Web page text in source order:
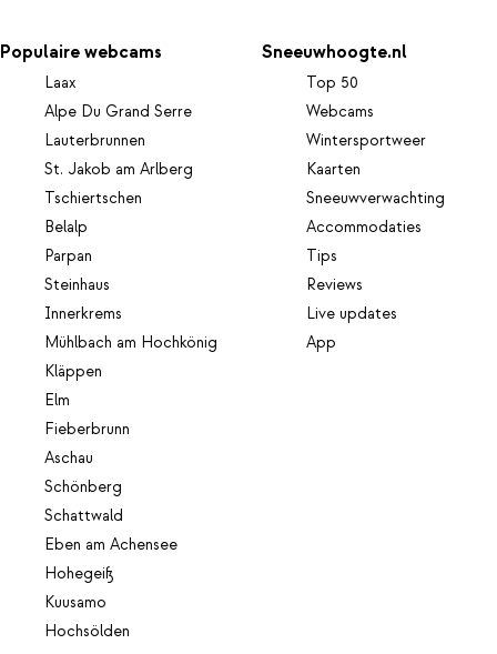
Populaire webcams
Laax
Alpe Du Grand Serre
Lauterbrunnen
St. Jakob am Arlberg
Tschiertschen
Belalp
Parpan
Steinhaus
Innerkrems
Mühlbach am Hochkönig
Kläppen
Elm
Fieberbrunn
Aschau
Schönberg
Schattwald
Eben am Achensee
Hohegeiß
Kuusamo
Hochsölden
Sneeuwhoogte.nl
Top 50
Webcams
Wintersportweer
Kaarten
Sneeuwverwachting
Accommodaties
Tips
Reviews
Live updates
App